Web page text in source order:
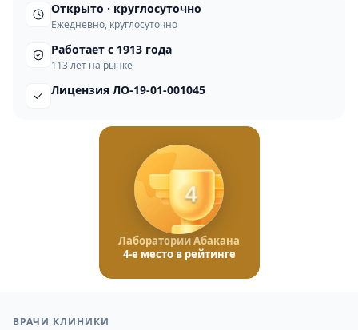
Открыто · круглосуточно
Ежедневно, круглосуточно
Работает с 1913 года
113 лет на рынке
Лицензия ЛО-19-01-001045
4
Лаборатории Абакана
4-е место в рейтинге
ВРАЧИ КЛИНИКИ